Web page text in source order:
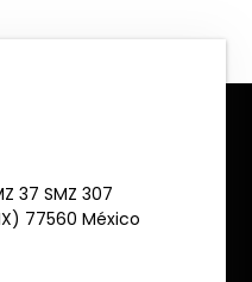
37 SMZ 307
77560 México